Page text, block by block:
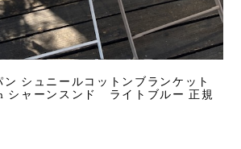
シュニールコットンブランケット
シャーンスンド ライトブルー 正規